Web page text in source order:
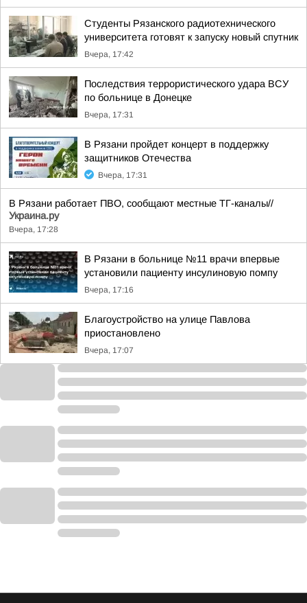
Студенты Рязанского радиотехнического
университета готовят к запуску новый спутник
Вчера, 17:42
Последствия террористического удара ВСУ
по больнице в Донецке
Вчера, 17:31
В Рязани пройдет концерт в поддержку
защитников Отечества
Вчера, 17:31
В Рязани работает ПВО, сообщают местные ТГ-каналы//
Украина.ру
Вчера, 17:28
В Рязани в больнице №11 врачи впервые
установили пациенту инсулиновую помпу
Вчера, 17:16
Благоустройство на улице Павлова
приостановлено
Вчера, 17:07